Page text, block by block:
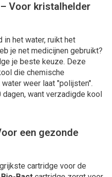
Voor kristalhelder
in het water, ruikt het
je net medicijnen gebruikt?
je beste keuze. Deze
die chemische
weer laat "polijsten".
want verzadigde kool
een gezonde
cartridge voor de